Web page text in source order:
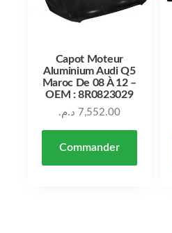
Capot Moteur
Aluminium Audi Q5
Maroc De 08 À 12 –
OEM : 8R0823029
7,552.00 د.م.
Commander